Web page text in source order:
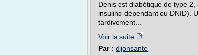
Denis est diabétique de type
insulino-dépendant ou DNID).
tardivement...
Voir la suite
Par : dijonsante